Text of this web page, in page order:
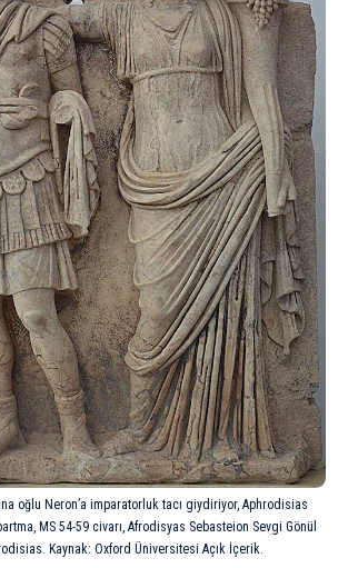
oğlu Neron’a imparatorluk tacı giydiriyor, Aphrodisias
MS 54-59 civarı, Afrodisyas Sebasteion Sevgi Gönül
Kaynak: Oxford Üniversitesi Açık İçerik.